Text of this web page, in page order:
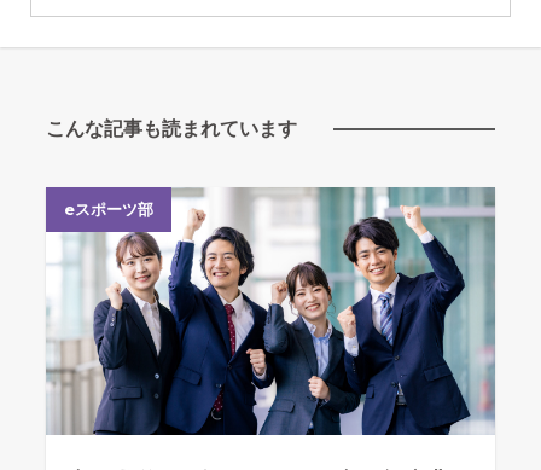
こんな記事も読まれています
eスポーツ部